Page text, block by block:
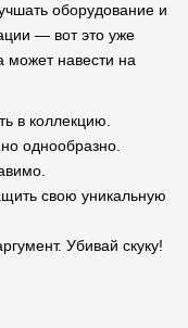
оборудование и
— вот это уже
может навести на
в коллекцию.
однообразно.
свою уникальную
Убивай скуку!